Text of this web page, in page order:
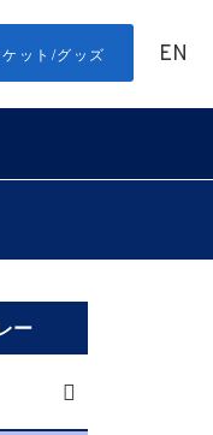
ット/グッズ EN
ー